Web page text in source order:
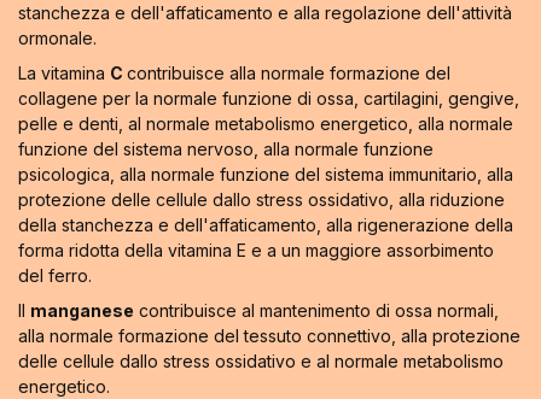
stanchezza e dell'affaticamento e alla regolazione dell'attività
ormonale.
La vitamina C contribuisce alla normale formazione del
collagene per la normale funzione di ossa, cartilagini, gengive,
pelle e denti, al normale metabolismo energetico, alla normale
funzione del sistema nervoso, alla normale funzione
psicologica, alla normale funzione del sistema immunitario, alla
protezione delle cellule dallo stress ossidativo, alla riduzione
della stanchezza e dell'affaticamento, alla rigenerazione della
forma ridotta della vitamina E e a un maggiore assorbimento
del ferro.
Il manganese contribuisce al mantenimento di ossa normali,
alla normale formazione del tessuto connettivo, alla protezione
delle cellule dallo stress ossidativo e al normale metabolismo
energetico.